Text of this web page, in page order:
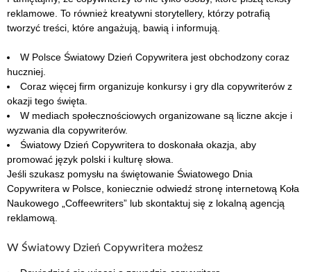
reklamowe. To również kreatywni storytellery, którzy potrafią
tworzyć treści, które angażują, bawią i informują.
W Polsce Światowy Dzień Copywritera jest obchodzony coraz
huczniej.
Coraz więcej firm organizuje konkursy i gry dla copywriterów z
okazji tego święta.
W mediach społecznościowych organizowane są liczne akcje i
wyzwania dla copywriterów.
Światowy Dzień Copywritera to doskonała okazja, aby
promować język polski i kulturę słowa.
Jeśli szukasz pomysłu na świętowanie Światowego Dnia
Copywritera w Polsce, koniecznie odwiedź stronę internetową Koła
Naukowego „Coffeewriters” lub skontaktuj się z lokalną agencją
reklamową.
W Światowy Dzień Copywritera możesz